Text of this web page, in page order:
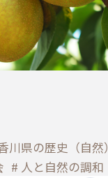
川県の歴史（自然）
人と自然の調和